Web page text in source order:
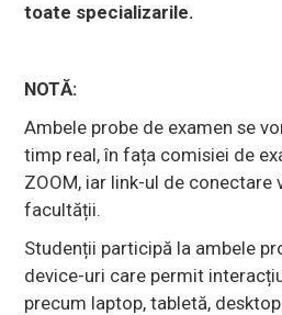
toate specializarile.
NOTĂ:
Ambele probe de examen se
timp real, în fața comisiei de
ZOOM, iar link-ul de conectare
facultății.
Studenții participă la ambele
device-uri care permit
precum laptop, tabletă,